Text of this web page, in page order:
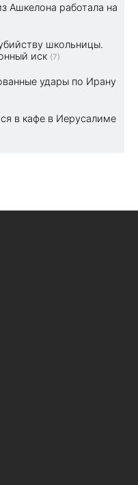
Ашкелона работала на
школьницы.
иск (7)
удары по Ирану
в кафе в Иерусалиме